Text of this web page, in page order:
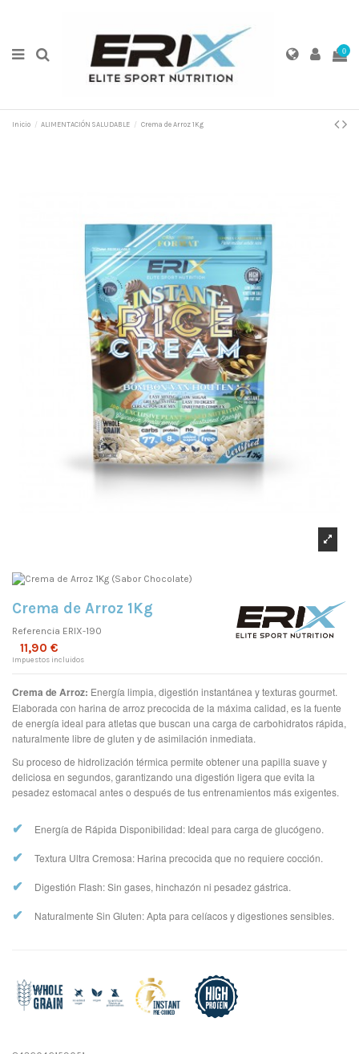
0
Inicio ALIMENTACIÓN SALUDABLE Crema de Arroz 1Kg
Crema de Arroz 1Kg
Referencia ERIX-190
11,90 €
Impuestos incluidos
Crema de Arroz: Energía limpia, digestión instantánea y texturas gourmet.
Elaborada con harina de arroz precocida de la máxima calidad, es la fuente
de energía ideal para atletas que buscan una carga de carbohidratos rápida,
naturalmente libre de gluten y de asimilación inmediata.
Su proceso de hidrolización térmica permite obtener una papilla suave y
deliciosa en segundos, garantizando una digestión ligera que evita la
pesadez estomacal antes o después de tus entrenamientos más exigentes.
✔ Energía de Rápida Disponibilidad: Ideal para carga de glucógeno.
✔ Textura Ultra Cremosa: Harina precocida que no requiere cocción.
✔ Digestión Flash: Sin gases, hinchazón ni pesadez gástrica.
✔ Naturalmente Sin Gluten: Apta para celíacos y digestiones sensibles.